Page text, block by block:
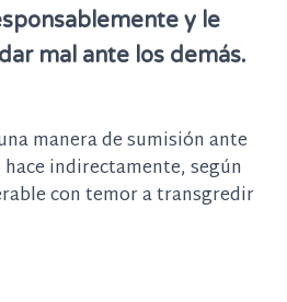
y le
mal ante los demás.
manera de sumisión ante
indirectamente, según
con temor a transgredir